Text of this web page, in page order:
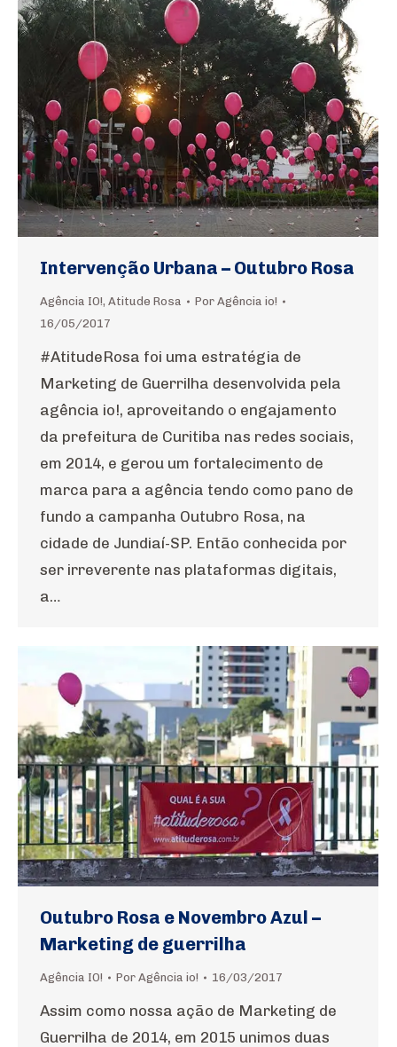
Intervenção Urbana – Outubro Rosa
Agência IO!, Atitude Rosa Por Agência io!
16/05/2017
#AtitudeRosa foi uma estratégia de
Marketing de Guerrilha desenvolvida pela
agência io!, aproveitando o engajamento
da prefeitura de Curitiba nas redes sociais,
em 2014, e gerou um fortalecimento de
marca para a agência tendo como pano de
fundo a campanha Outubro Rosa, na
cidade de Jundiaí-SP. Então conhecida por
ser irreverente nas plataformas digitais,
a…
Outubro Rosa e Novembro Azul –
Marketing de guerrilha
Agência IO! Por Agência io! 16/03/2017
Assim como nossa ação de Marketing de
Guerrilha de 2014, em 2015 unimos duas